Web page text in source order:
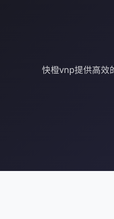
快橙vnp提供高效